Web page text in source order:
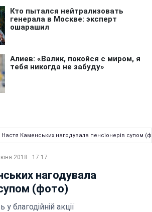
Настя Каменських нагодувала пенсіонерів супом
2018 · 17:17
нагодувала
супом (фото)
у благодійній акції